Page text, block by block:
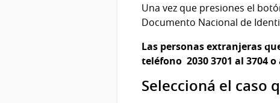
Una vez que presiones el
Documento Nacional de
Las personas extranjeras
teléfono 2030 3701 al 3704
Seleccioná el caso